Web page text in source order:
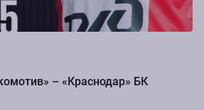
– «Краснодар» БК